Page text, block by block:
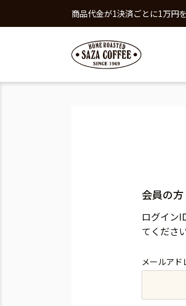
商品代金が1決済ごとに1万円
会員の方
ログイン
てください
メールアド